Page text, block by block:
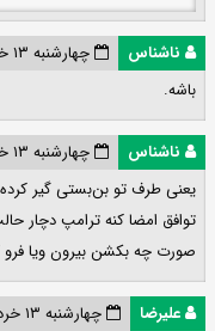
ناشناس
چهارشنبه ۱۳ خرداد ۱۴۰۵ ۰۸:۴۵:۱۸
باشه.
ناشناس
چهارشنبه ۱۳ خرداد ۱۴۰۵ ۱۰:۰۱:۴۵
یعنی طرف تو بن‌بستی گیر
توافق امضا کنه ترامپ دچار
صورت چه بکشن بیرون ویا فرو
علیرضا
چهارشنبه ۱۳ خرداد ۱۴۰۵ ۱۰:۳۶:۵۴